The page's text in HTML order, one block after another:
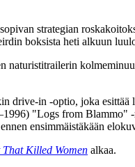
strategian
boksista heti alkuun
naturistitrailerin
drive‑in ‑optio, joka esittää
"Logs from Blammo"
ensimmäistäkään
That Killed Women alkaa.